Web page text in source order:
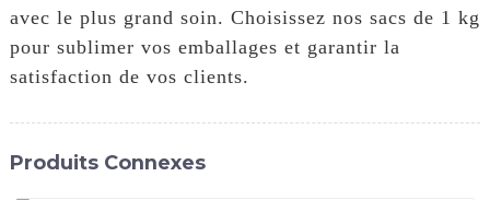
avec le plus grand soin. Choisissez nos sacs de 1 kg
pour sublimer vos emballages et garantir la
satisfaction de vos clients.
Produits Connexes